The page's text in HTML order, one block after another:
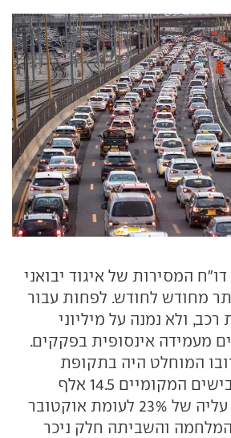
דו"ח המסירות של איגוד יבואני
מחודש לחודש. לפחות עבור
ולא נמנה על מיליוני
מעמידה אינסופית בפקקים.
המוחלט היה בתקופת
החגים, עלו על הכבישים המקומיים 14.5 אלף
מכוניות חדשות - עליה של 23% לעומת אוקטובר
והשביתה חלק ניכר